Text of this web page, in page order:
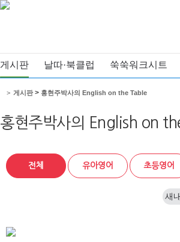
게시판 날따·북클럽 쑥쑥워크시트
홍현주박사의 English on
> 게시판> 홍현주박사의 English on the Table
전체 유아영어 초등영어
새